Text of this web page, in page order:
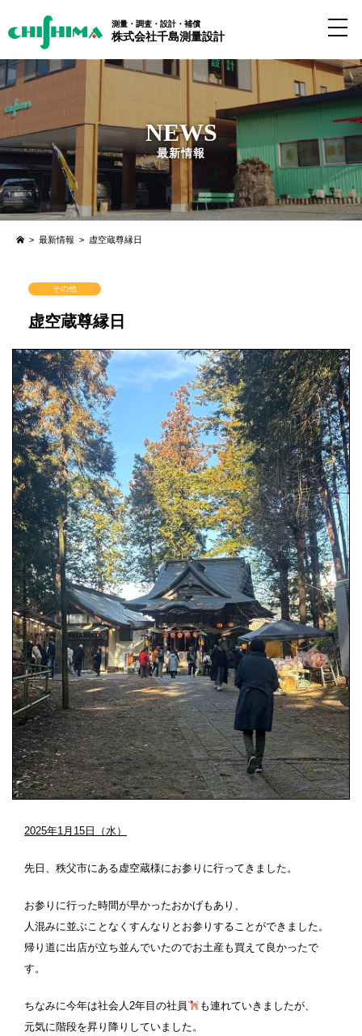
測量・調査・設計・補償
株式会社千島測量設計
NEWS
最新情報
> 最新情報 > 虚空蔵尊縁日
その他
虚空蔵尊縁日
2025年1月15日（水）
先日、秩父市にある虚空蔵様にお参りに行ってきました。
お参りに行った時間が早かったおかげもあり、
人混みに並ぶことなくすんなりとお参りすることができました。
帰り道に出店が立ち並んでいたのでお土産も買えて良かったで
す。
ちなみに今年は社会人2年目の社員
も連れていきましたが、
元気に階段を昇り降りしていました。